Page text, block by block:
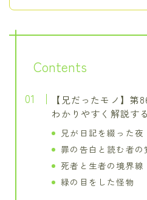
Contents
【兄だったモノ】第
わかりやすく解説する
兄が日記を綴った夜
罪の告白と読む者の
死者と生者の境界線
緑の目をした怪物